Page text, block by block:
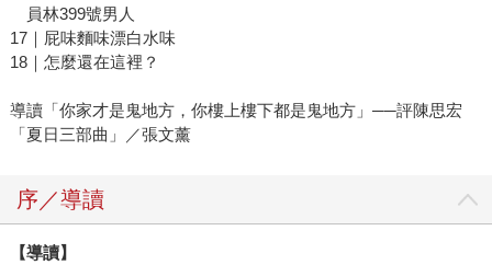
員林399號男人
17｜屁味麵味漂白水味
18｜怎麼還在這裡？
導讀「你家才是鬼地方，你樓上樓下都是鬼地方」──評陳思宏
「夏日三部曲」／張文薰
序／導讀
【導讀】